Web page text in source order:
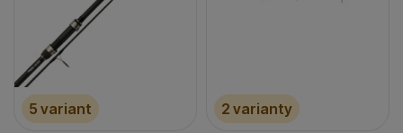
5 variant 2 varianty